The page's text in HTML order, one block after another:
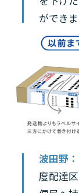
ができま
波田野：
度配達